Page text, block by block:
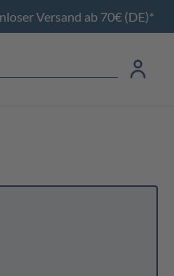
Versand ab 70€ (DE)*